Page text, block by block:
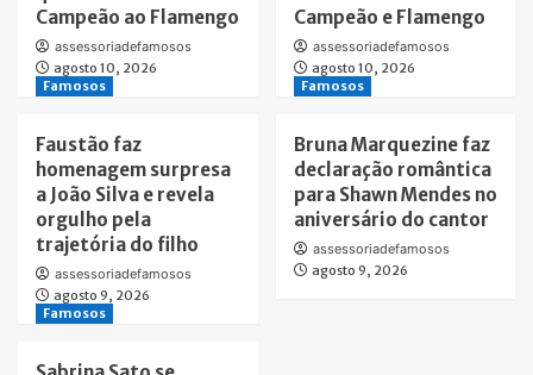
Campeão ao Flamengo
assessoriadefamosos
agosto 10, 2026
Campeão e Flamengo
assessoriadefamosos
agosto 10, 2026
Famosos
Faustão faz
homenagem surpresa
a João Silva e revela
orgulho pela
trajetória do filho
assessoriadefamosos
agosto 9, 2026
Famosos
Bruna Marquezine faz
declaração romântica
para Shawn Mendes no
aniversário do cantor
assessoriadefamosos
agosto 9, 2026
Famosos